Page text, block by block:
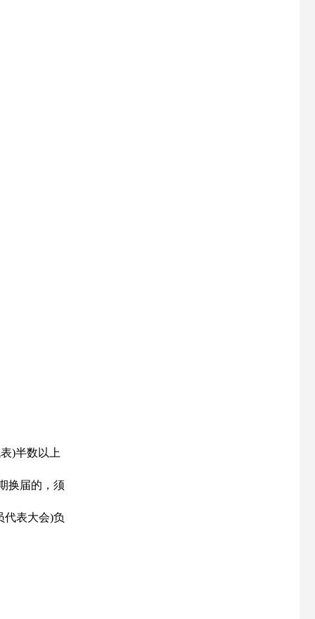
)半数以上
换届的，须
代表大会)负